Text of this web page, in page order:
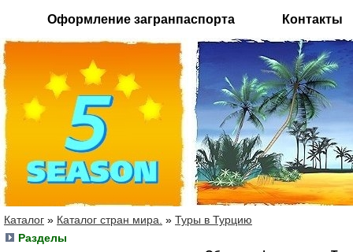
Оформление загранпаспорта Контакты
Каталог » Каталог стран мира. » Туры в Турцию
Разделы